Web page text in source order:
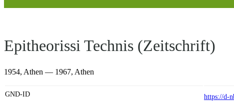
Epitheorissi Technis (Zeitschrift)
1954, Athen — 1967, Athen
GND-ID https://d-